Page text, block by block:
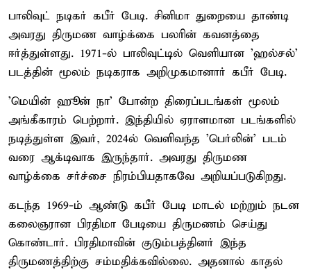
பாலிவுட் நடிகர் கபீர் பேடி. சினிமா துறையை தாண்டி
அவரது திருமண வாழ்க்கை பலரின் கவனத்தை
ஈர்த்துள்ளது. 1971-ல் பாலிவுட்டில் வெளியான 'ஹல்சல்'
படத்தின் மூலம் நடிகராக அறிமுகமானார் கபீர் பேடி.
'மெயின் ஹூன் நா' போன்ற திரைப்படங்கள் மூலம்
அங்கீகாரம் பெற்றார். இந்தியில் ஏராளமான படங்களில்
நடித்துள்ள இவர், 2024ல் வெளிவந்த 'பெர்லின்' படம்
வரை ஆக்டிவாக இருந்தார். அவரது திருமண
வாழ்க்கை சர்ச்சை நிரம்பியதாகவே அறியப்படுகிறது.
கடந்த 1969-ம் ஆண்டு கபீர் பேடி மாடல் மற்றும் நடன
கலைஞரான பிரதிமா பேடியை திருமணம் செய்து
கொண்டார். பிரதிமாவின் குடும்பத்தினர் இந்த
திருமணத்திற்கு சம்மதிக்கவில்லை. அதனால் காதல்